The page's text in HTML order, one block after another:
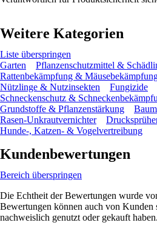
Weitere Kategorien
Liste überspringen
Garten
Pflanzenschutzmittel &
Rattenbekämpfung &
Nützlinge & Nutzinsekten
Fungizide
Schneckenschutz &
Grundstoffe & Pflanzenstärkung
Rasen-Unkrautvernichter
Hunde-, Katzen- & Vogelvertreibung
Kundenbewertungen
Bereich überspringen
Die Echtheit der Bewertungen wurde
Bewertungen können auch von Kunden
nachweislich genutzt oder gekauft haben.